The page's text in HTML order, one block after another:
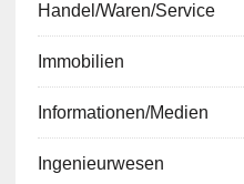
Handel/Waren/Service
Immobilien
Informationen/Medien
Ingenieurwesen